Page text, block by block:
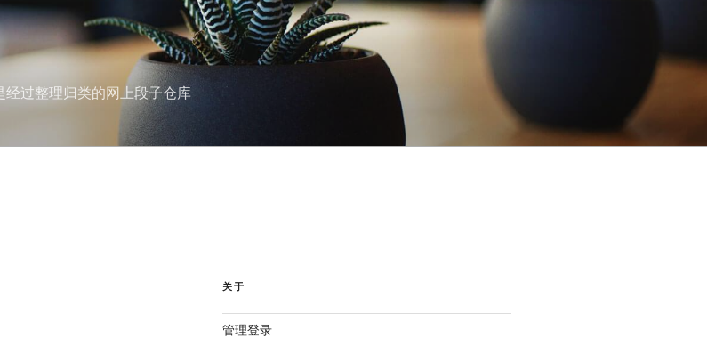
过整理归类的网上段子仓库
关于
管理登录